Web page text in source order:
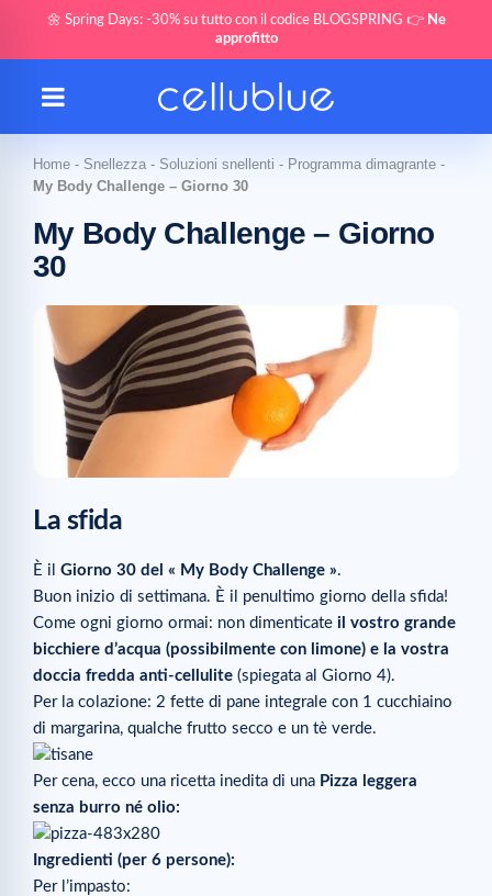
🌼 Spring Days: -30% su tutto con il codice BLOGSPRING 👉 Ne
approfitto
Home - Snellezza - Soluzioni snellenti - Programma dimagrante -
My Body Challenge – Giorno 30
My Body Challenge – Giorno
30
La sfida
È il Giorno 30 del « My Body Challenge ».
Buon inizio di settimana. È il penultimo giorno della sfida!
Come ogni giorno ormai: non dimenticate il vostro grande
bicchiere d’acqua (possibilmente con limone) e la vostra
doccia fredda anti-cellulite (spiegata al Giorno 4).
Per la colazione: 2 fette di pane integrale con 1 cucchiaino
di margarina, qualche frutto secco e un tè verde.
Per cena, ecco una ricetta inedita di una Pizza leggera
senza burro né olio:
Ingredienti (per 6 persone):
Per l’impasto: